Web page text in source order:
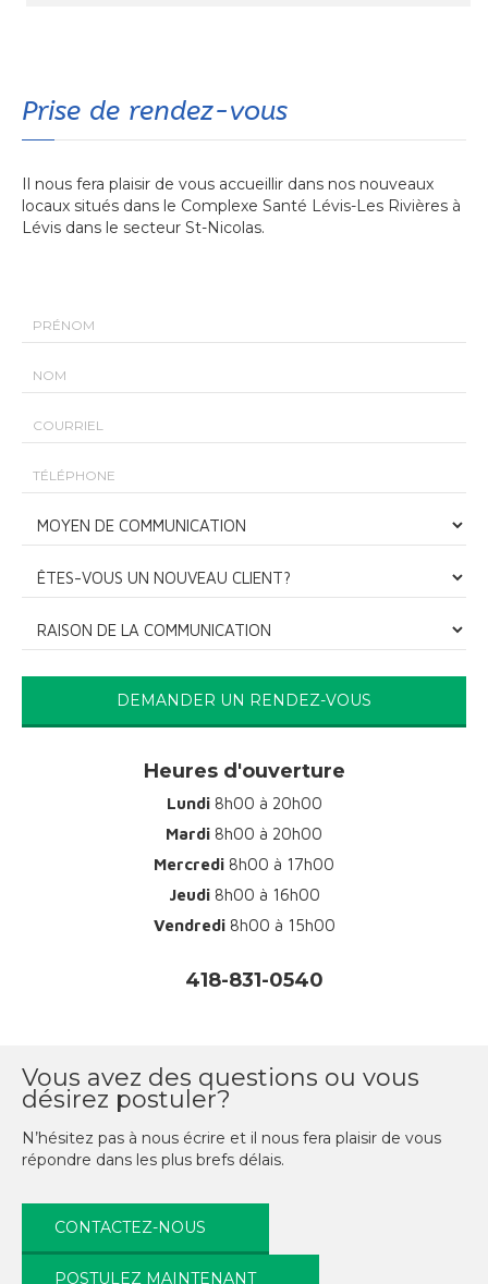
Prise de rendez-vous
Il nous fera plaisir de vous accueillir dans nos nouveaux
locaux situés dans le Complexe Santé Lévis-Les Rivières à
Lévis dans le secteur St-Nicolas.
DEMANDER UN RENDEZ-VOUS
Heures d'ouverture
Lundi8h00 à 20h00
Mardi 8h00 à 20h00
Mercredi 8h00 à 17h00
Jeudi8h00 à 16h00
Vendredi8h00 à 15h00
418-831-0540
Vous avez des questions ou vous
désirez postuler?
N’hésitez pas à nous écrire et il nous fera plaisir de vous
répondre dans les plus brefs délais.
CONTACTEZ-NOUS
POSTULEZ MAINTENANT